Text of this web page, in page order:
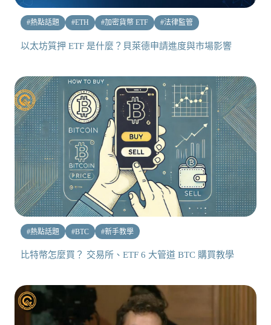
#熱點話題 #ETH #加密貨幣 ETF #法律監管
以太坊質押 ETF 是什麼？貝萊德申請進度與市場影響
#熱點話題 #BTC #新手教學
比特幣怎麼買？ 交易所、ETF 6 大管道 BTC 購買教學